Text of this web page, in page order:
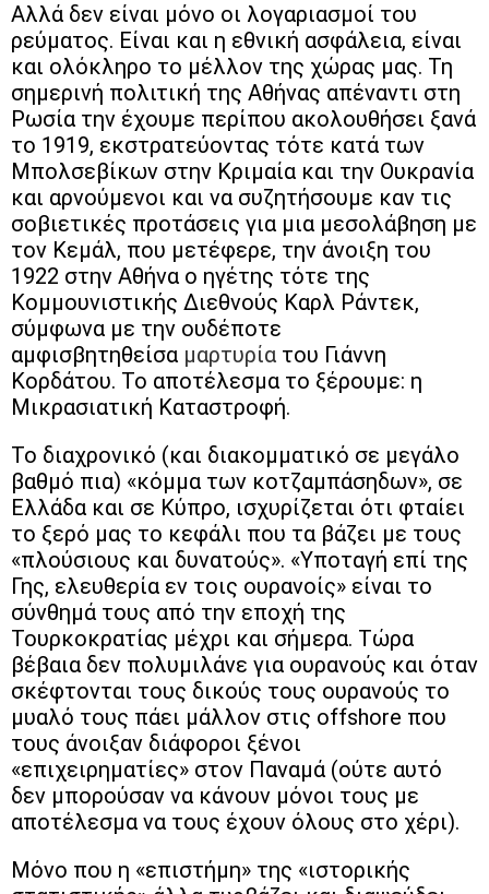
Αλλά δεν είναι μόνο οι λογαριασμοί του
ρεύματος. Είναι και η εθνική ασφάλεια, είναι
και ολόκληρο το μέλλον της χώρας μας. Τη
σημερινή πολιτική της Αθήνας απέναντι στη
Ρωσία την έχουμε περίπου ακολουθήσει ξανά
το 1919, εκστρατεύοντας τότε κατά των
Μπολσεβίκων στην Κριμαία και την Ουκρανία
και αρνούμενοι και να συζητήσουμε καν τις
σοβιετικές προτάσεις για μια μεσολάβηση με
τον Κεμάλ, που μετέφερε, την άνοιξη του
1922 στην Αθήνα ο ηγέτης τότε της
Κομμουνιστικής Διεθνούς Καρλ Ράντεκ,
σύμφωνα με την ουδέποτε
αμφισβητηθείσα μαρτυρία του Γιάννη
Κορδάτου. Το αποτέλεσμα το ξέρουμε: η
Μικρασιατική Καταστροφή.
Το διαχρονικό (και διακομματικό σε μεγάλο
βαθμό πια) «κόμμα των κοτζαμπάσηδων», σε
Ελλάδα και σε Κύπρο, ισχυρίζεται ότι φταίει
το ξερό μας το κεφάλι που τα βάζει με τους
«πλούσιους και δυνατούς». «Υποταγή επί της
Γης, ελευθερία εν τοις ουρανοίς» είναι το
σύνθημά τους από την εποχή της
Τουρκοκρατίας μέχρι και σήμερα. Τώρα
βέβαια δεν πολυμιλάνε για ουρανούς και όταν
σκέφτονται τους δικούς τους ουρανούς το
μυαλό τους πάει μάλλον στις offshore που
τους άνοιξαν διάφοροι ξένοι
«επιχειρηματίες» στον Παναμά (ούτε αυτό
δεν μπορούσαν να κάνουν μόνοι τους με
αποτέλεσμα να τους έχουν όλους στο χέρι).
Μόνο που η «επιστήμη» της «ιστορικής